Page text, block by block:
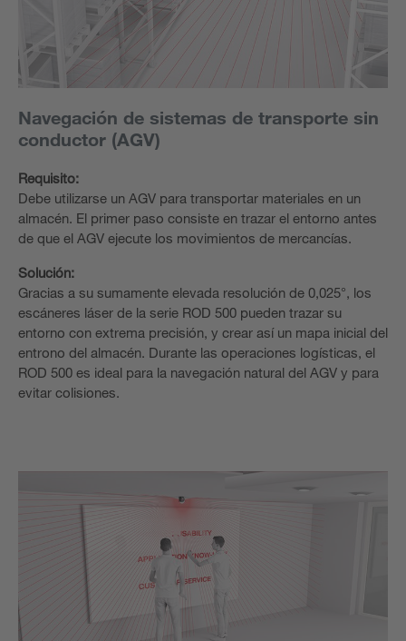
Navegación de sistemas de transporte sin
conductor (AGV)
Requisito:
Debe utilizarse un AGV para transportar materiales en un
almacén. El primer paso consiste en trazar el entorno antes
de que el AGV ejecute los movimientos de mercancías.
Solución:
Gracias a su sumamente elevada resolución de 0,025°, los
escáneres láser de la serie ROD 500 pueden trazar su
entorno con extrema precisión, y crear así un mapa inicial del
entrono del almacén. Durante las operaciones logísticas, el
ROD 500 es ideal para la navegación natural del AGV y para
evitar colisiones.